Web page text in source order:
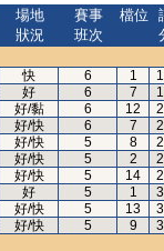
場地
狀況
賽事
班次
檔位
快 6 1
好 6 7
好/黏 6 12
好/快 6 7
好/快 5 8
好/快 5 2
好/快 5 14
好 5 1
好/快 5 13
好/快 5 9